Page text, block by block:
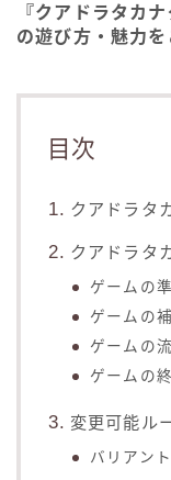
『クアドラタカ
の遊び方・魅力を
目次
クアドラタ
クアドラタ
ゲームの
ゲームの
ゲームの
ゲームの
変更可能ル
バリアント